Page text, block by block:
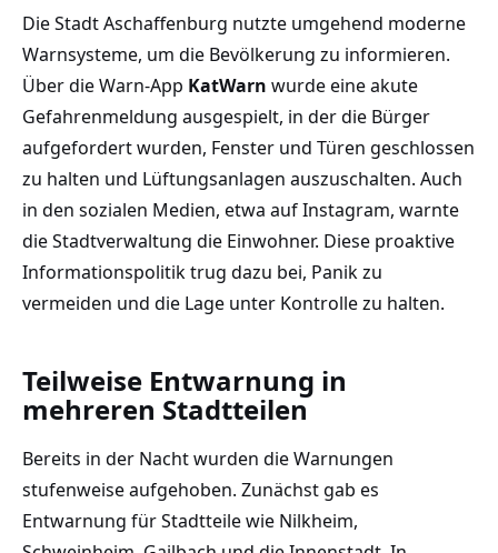
Die Stadt Aschaffenburg nutzte umgehend moderne
Warnsysteme, um die Bevölkerung zu informieren.
Über die Warn-App KatWarn wurde eine akute
Gefahrenmeldung ausgespielt, in der die Bürger
aufgefordert wurden, Fenster und Türen geschlossen
zu halten und Lüftungsanlagen auszuschalten. Auch
in den sozialen Medien, etwa auf Instagram, warnte
die Stadtverwaltung die Einwohner. Diese proaktive
Informationspolitik trug dazu bei, Panik zu
vermeiden und die Lage unter Kontrolle zu halten.
Teilweise Entwarnung in
mehreren Stadtteilen
Bereits in der Nacht wurden die Warnungen
stufenweise aufgehoben. Zunächst gab es
Entwarnung für Stadtteile wie Nilkheim,